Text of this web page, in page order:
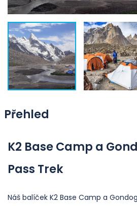
Přehled
K2 Base Camp a
Pass Trek
Náš balíček K2 Base Camp a